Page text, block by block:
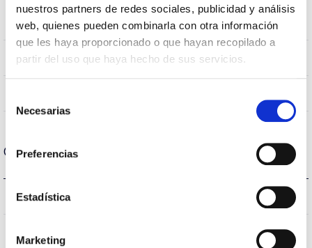
nuestros partners de redes sociales, publicidad y análisis
web, quienes pueden combinarla con otra información
que les haya proporcionado o que hayan recopilado a
partir del uso que haya hecho de sus servicios.
Necesarias
Preferencias
Estadística
Marketing
CRI Índice de repr.
cromática
80
Angulo de abertura 120
Carcaça e Acabamento
Índice de estanqueidade IP IP20
Intensidade (A) IP40